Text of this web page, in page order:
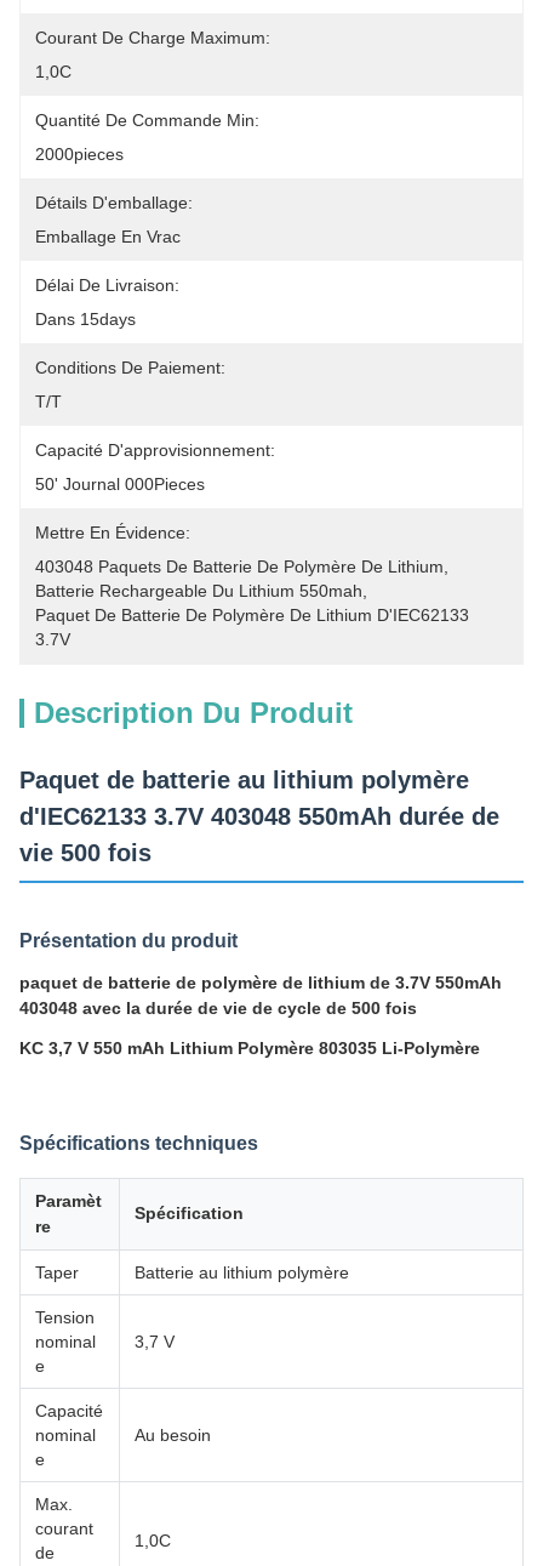
Courant De Charge Maximum:
1,0C
Quantité De Commande Min:
2000pieces
Détails D'emballage:
Emballage En Vrac
Délai De Livraison:
Dans 15days
Conditions De Paiement:
T/T
Capacité D'approvisionnement:
50' Journal 000Pieces
Mettre En Évidence:
403048 Paquets De Batterie De Polymère De Lithium
Batterie Rechargeable Du Lithium 550mah
Paquet De Batterie De Polymère De Lithium D'IEC62133
3.7V
Description Du Produit
Paquet de batterie au lithium polymère
d'IEC62133 3.7V 403048 550mAh durée de
vie 500 fois
Présentation du produit
paquet de batterie de polymère de lithium de 3.7V 550mAh
403048 avec la durée de vie de cycle de 500 fois
KC 3,7 V 550 mAh Lithium Polymère 803035 Li-Polymère
Spécifications techniques
Paramèt
re
Spécification
Taper Batterie au lithium polymère
Tension
nominal
e
3,7 V
Capacité
nominal
e
Au besoin
Max.
courant
de
1,0C